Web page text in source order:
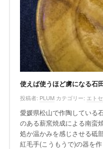
使えば使うほど虜になる石
投稿者: PLUM カテゴリー: エト
愛媛県松山で作陶している
のある薪窯焼成による南蛮
処か温かみを感じさせる砥
紅毛手(こうもうで)の器を作